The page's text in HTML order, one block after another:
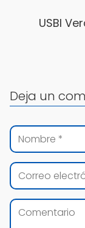
USBI
Deja un